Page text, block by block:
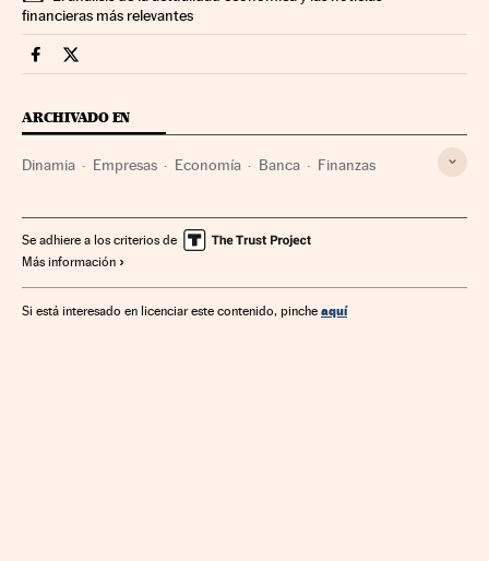
financieras más relevantes
Companias Cinco Días en Facebook
Companias Cinco Días en Twitter
ARCHIVADO EN
Dinamia Empresas Economía Banca Finanzas
Se adhiere a los criterios de
Más información
Si está interesado en licenciar este contenido, pinche aquí